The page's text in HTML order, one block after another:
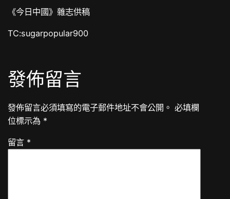
《今日中國》雜志供稿
TC:sugarpopular900
發佈留言
發佈留言必須填寫的電子郵件地址不會公開。 必填欄
位標示為 *
留言 *